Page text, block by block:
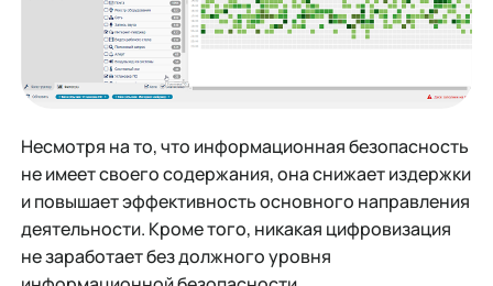
Несмотря на то, что информационная безопасность
не имеет своего содержания, она снижает издержки
и повышает эффективность основного направления
деятельности. Кроме того, никакая цифровизация
не заработает без должного уровня